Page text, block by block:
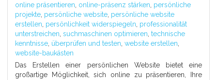
online präsentieren, online-präsenz stärken, persönliche
projekte, persönliche website, persönliche website
erstellen, persönlichkeit widerspiegeln, professionalität
unterstreichen, suchmaschinen optimieren, technische
kenntnisse, überprüfen und testen, website erstellen,
website-baukästen
Das Erstellen einer persönlichen Website bietet eine
großartige Möglichkeit, sich online zu präsentieren, Ihre